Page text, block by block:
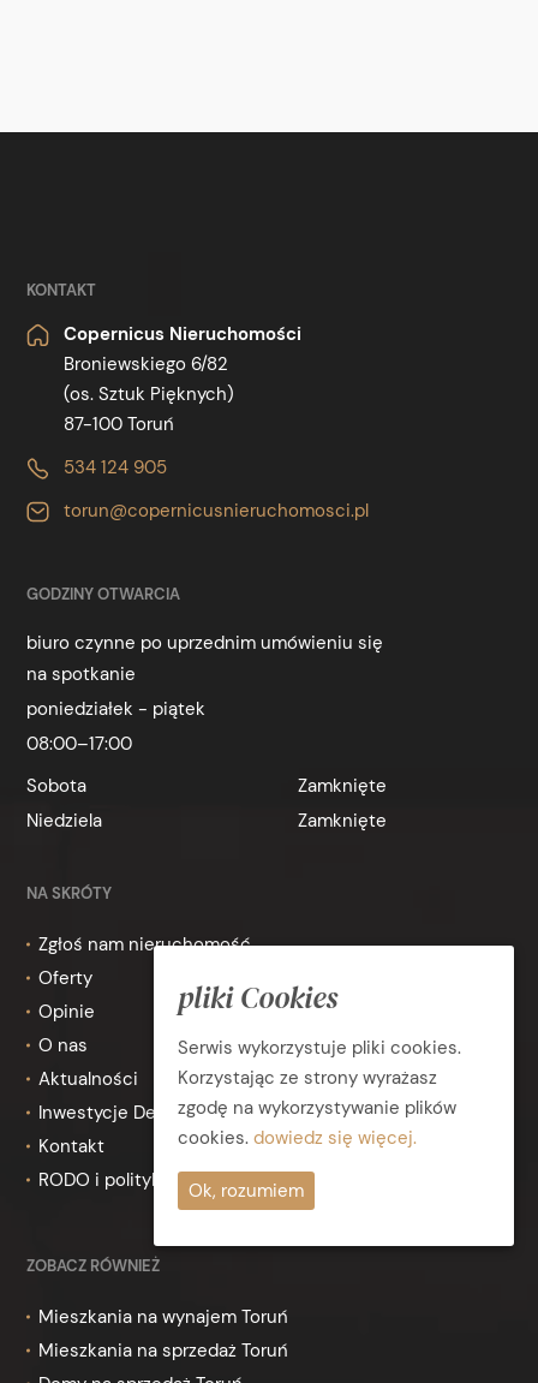
KONTAKT
Copernicus Nieruchomości
Broniewskiego 6/82
(os. Sztuk Pięknych)
87-100 Toruń
534 124 905
torun@copernicusnieruchomosci.pl
GODZINY OTWARCIA
biuro czynne po uprzednim umówieniu się
na spotkanie
poniedziałek - piątek
08:00–17:00
Sobota
Zamknięte
Niedziela
Zamknięte
NA SKRÓTY
Zgłoś nam nieruchomość
Oferty
Opinie
O nas
Aktualności
Inwestycje Deweloperskie
Kontakt
RODO i polityka prywatności
ZOBACZ RÓWNIEŻ
Mieszkania na wynajem Toruń
Mieszkania na sprzedaż Toruń
pliki Cookies
Serwis wykorzystuje pliki cookies.
Korzystając ze strony wyrażasz
zgodę na wykorzystywanie plików
cookies. dowiedz się więcej.
Ok, rozumiem